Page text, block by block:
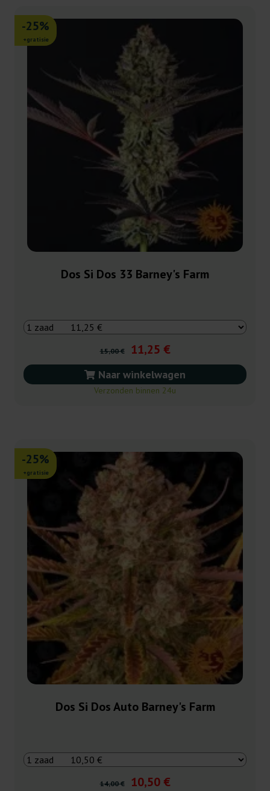
-25%
+gratisie
Dos Si Dos 33 Barney's Farm
15,00 € 11,25 €
Naar winkelwagen
Verzonden binnen 24u
-25%
+gratisie
Dos Si Dos Auto Barney's Farm
14,00 € 10,50 €